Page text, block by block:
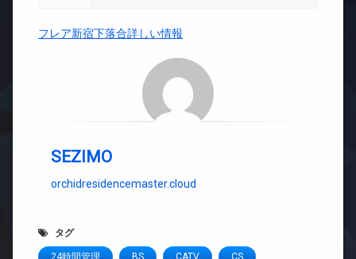
フレア新宿下落合詳しい情報
SEZIMO
orchidresidencemaster.cloud
タグ
24時間管理 BS CATV CS